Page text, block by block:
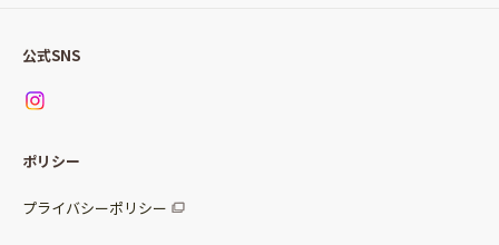
パッケージサラダ
惣菜サラダ
調味料
お問い合わせ
公式SNS
ポリシー
プライバシーポリシー